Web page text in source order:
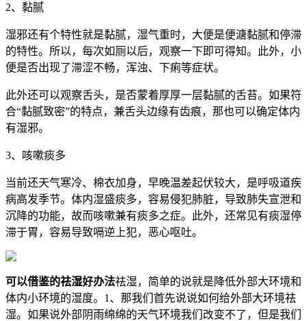
2、黏腻
湿邪还有个特性就是黏腻，湿气重时，大便是便溏黏腻和停滞
的特性。所以，每次如厕以后，观察一下即可得知。此外，小
便是否出现了滞涩不畅，浑浊、下痢等症状。
此外还可以观察舌头，是否蒙着厚厚一层黏腻的舌苔。如果符
合“黏腻致密”的特点，兼舌头边缘有齿痕，那也可以确定体内
有湿邪。
3、咳嗽痰多
当前还天气寒冷、棉衣加身，早晚温差起伏较大，是呼吸道疾
病高发季节。体内湿盛痰多，容易侵犯肺脏，导致肺失宣泄和
沉降的功能，故而咳嗽兼有痰多之症。此外，还常见有痰湿停
滞于胃，容易导致嗝逆上犯，恶心呕吐。
可以借鉴的祛湿好办法祛湿，简单的说就是降低外部大环境和
体内小环境的湿度。1、那我们首先说说如何给外部大环境祛
湿。如果说外部阴雨绵绵的天气环境我们改变不了，但是我们